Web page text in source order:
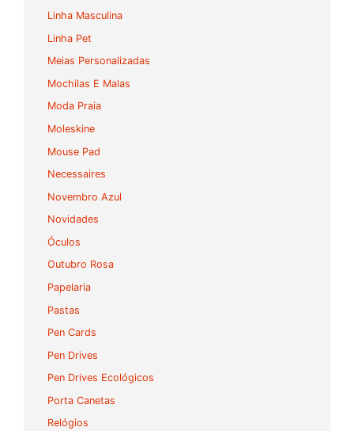
Linha Masculina
Linha Pet
Meias Personalizadas
Mochilas E Malas
Moda Praia
Moleskine
Mouse Pad
Necessaires
Novembro Azul
Novidades
Óculos
Outubro Rosa
Papelaria
Pastas
Pen Cards
Pen Drives
Pen Drives Ecológicos
Porta Canetas
Relógios